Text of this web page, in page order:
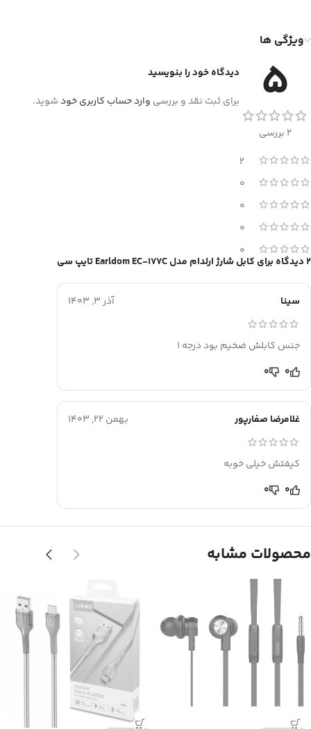
ویژگی ها
5
2 بررسی
2
0
0
0
0
2 دیدگاه برای کابل شارژ ارلدام مدل Earldom EC-177C تایپ سی
سینا آذر 3, 1403
جنس کابلش ضخیم بود درجه 1
0
0
غلامرضا صفارپور بهمن 22, 1403
کیفتش خیلی خوبه
0
0
دیدگاه خود را بنویسید
برای ثبت نقد و بررسی وارد حساب کاربری خودشوید.
محصولات مشابه